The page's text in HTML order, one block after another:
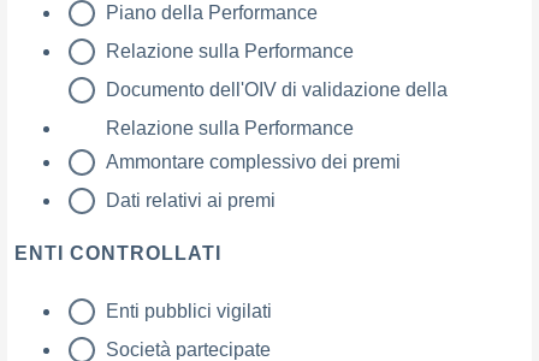
Piano della Performance
Relazione sulla Performance
Documento dell'OIV di validazione della
Relazione sulla Performance
Ammontare complessivo dei premi
Dati relativi ai premi
ENTI CONTROLLATI
Enti pubblici vigilati
Società partecipate